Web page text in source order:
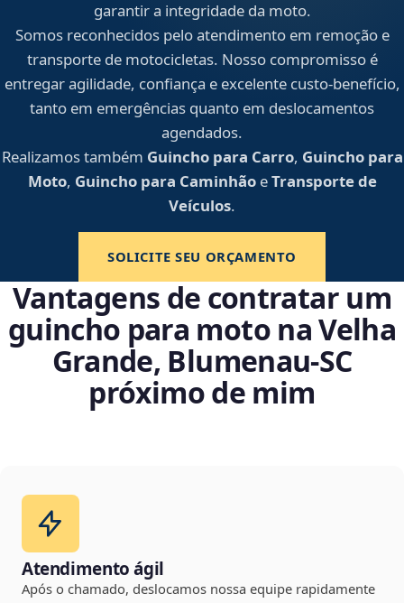
garantir a integridade da moto.
Somos reconhecidos pelo atendimento em remoção e
transporte de motocicletas. Nosso compromisso é
entregar agilidade, confiança e excelente custo-benefício,
tanto em emergências quanto em deslocamentos
agendados.
Realizamos também Guincho para Carro, Guincho para
Moto, Guincho para CaminhãoeTransporte de
Veículos.
SOLICITE SEU ORÇAMENTO
Vantagens de contratar um
guincho para moto na Velha
Grande, Blumenau‑SC
próximo de mim
Atendimento ágil
Após o chamado, deslocamos nossa equipe rapidamente